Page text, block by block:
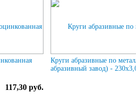
117,30 руб.
Круги абразивные по
абразивный завод) -